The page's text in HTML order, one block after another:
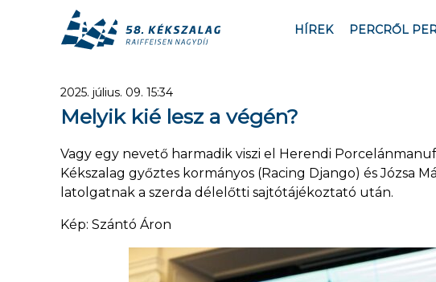
HÍREK PERCRŐL
2025. július. 09. 15:34
Melyik kié lesz a végén?
Vagy egy nevető harmadik viszi el Herendi
Kékszalag győztes kormányos (Racing Django) és Józsa
latolgatnak a szerda délelőtti sajtótájékoztató után.
Kép: Szántó Áron